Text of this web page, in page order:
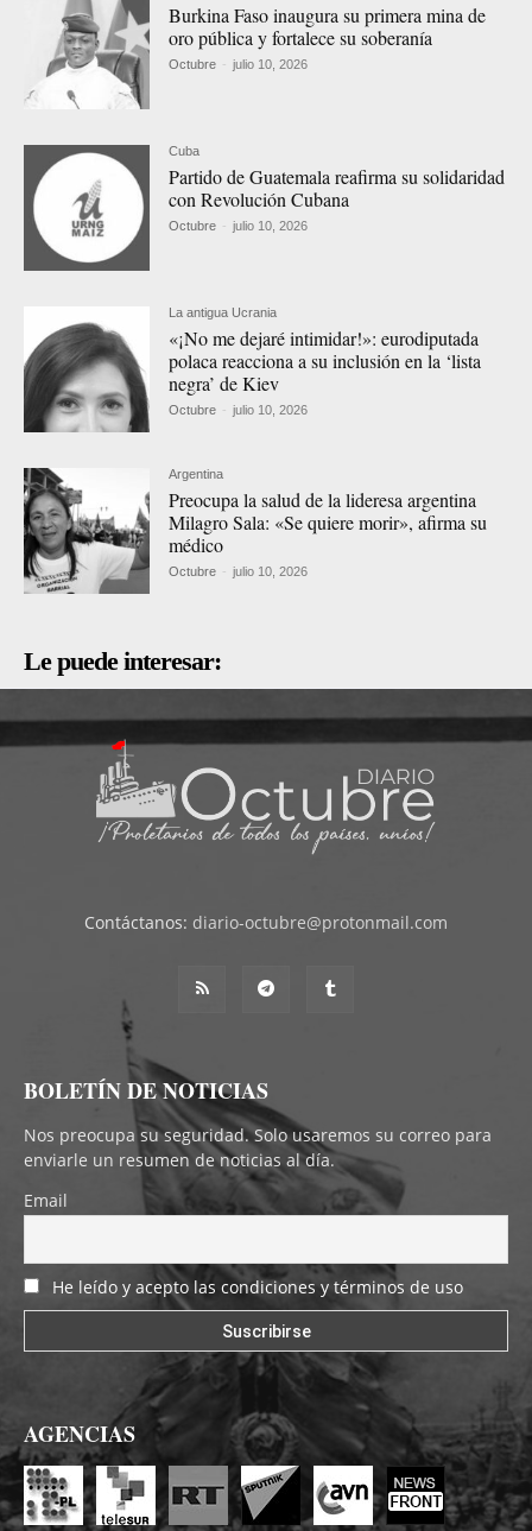
Burkina Faso inaugura su primera mina de
oro pública y fortalece su soberanía
Octubre - julio 10, 2026
Cuba
Partido de Guatemala reafirma su solidaridad
con Revolución Cubana
Octubre - julio 10, 2026
La antigua Ucrania
«¡No me dejaré intimidar!»: eurodiputada
polaca reacciona a su inclusión en la ‘lista
negra’ de Kiev
Octubre - julio 10, 2026
Argentina
Preocupa la salud de la lideresa argentina
Milagro Sala: «Se quiere morir», afirma su
médico
Octubre - julio 10, 2026
Le puede interesar:
Contáctanos: diario-octubre@protonmail.com
BOLETÍN DE NOTICIAS
Nos preocupa su seguridad. Solo usaremos su correo para
enviarle un resumen de noticias al día.
Email
He leído y acepto las condiciones y términos de uso
AGENCIAS